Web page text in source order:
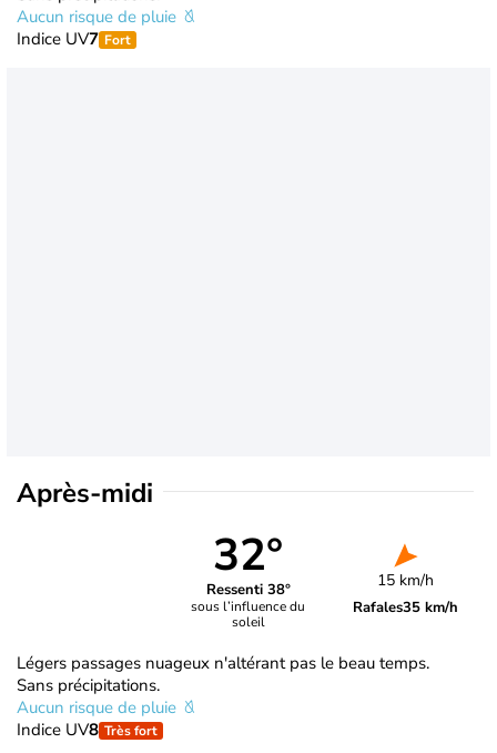
Aucun risque de pluie
Indice UV7 Fort
Après-midi
32°
Ressenti 38°
sous l’influence du
soleil
15 km/h
Rafales35 km/h
Légers passages nuageux n'altérant pas le beau temps.
Sans précipitations.
Aucun risque de pluie
Indice UV8 Très fort